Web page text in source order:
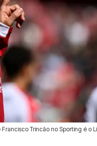
Trincão no Sporting é o